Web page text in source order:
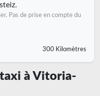
Pas de prise en compte du
300 Kilomètres
à Vitoria-